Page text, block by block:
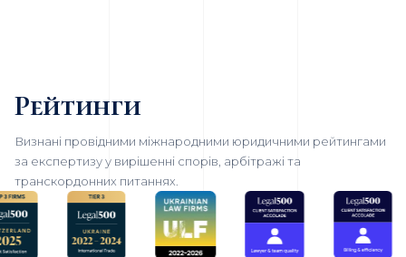
Рейтинги
Визнані провідними міжнародними юридичними рейтингами
за експертизу у вирішенні спорів, арбітражі та
транскордонних питаннях.